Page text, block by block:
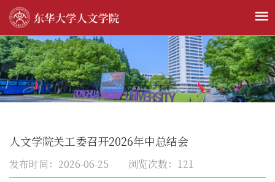
人文学院关工委召开2026年中总结会
发布时间：2026-06-25 浏览次数： 121